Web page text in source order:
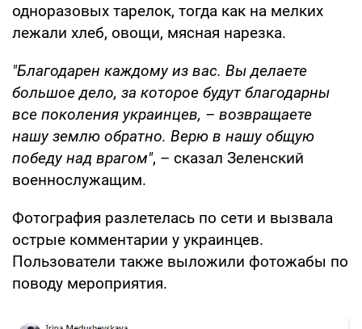
одноразовых тарелок, тогда как на мелких
лежали хлеб, овощи, мясная нарезка.
"Благодарен каждому из вас. Вы делаете
большое дело, за которое будут благодарны
все поколения украинцев, – возвращаете
нашу землю обратно. Верю в нашу общую
победу над врагом", – сказал Зеленский
военнослужащим.
Фотография разлетелась по сети и вызвала
острые комментарии у украинцев.
Пользователи также выложили фотожабы по
поводу мероприятия.